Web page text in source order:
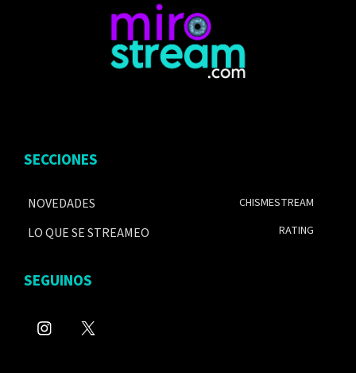
SECCIONES
NOVEDADES
LO QUE SE STREAMEO
CHISMESTREAM
RATING
SEGUINOS